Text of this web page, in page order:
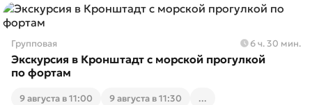
Групповая 6 ч. 30 мин.
Экскурсия в Кронштадт с морской прогулкой
по фортам
9 августа в 11:00 9 августа в 11:30 ...